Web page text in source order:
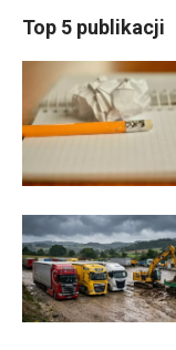
Top 5 publikacji